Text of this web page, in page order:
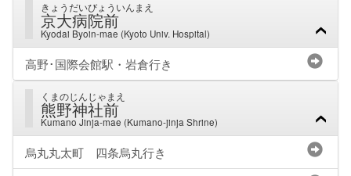
きょうだいびょういんまえ
京大病院前
Kyodai Byoin-mae (Kyoto Univ. Hospital)
高野･国際会館駅・岩倉行き
くまのじんじゃまえ
熊野神社前
Kumano Jinja-mae (Kumano-jinja Shrine)
烏丸丸太町 四条烏丸行き